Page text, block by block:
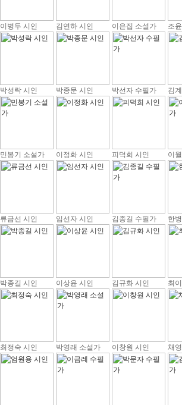
이병두 시인 김연하 시인 이은집 소설가 조
박성락 시인 박종문 시인 박선자 수필가 김
민봉기 소설가 이정화 시인 피덕희 시인 이
류금선 시인 임선자 시인 김종길 수필가 한
박종길 시인 이상윤 시인 김규화 시인 최
최정숙 시인 박영래 소설가 이창원 시인 채